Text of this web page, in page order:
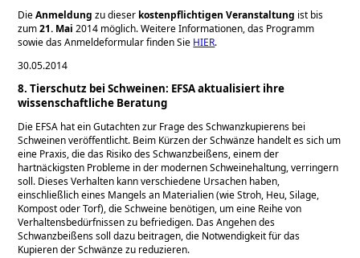
DieAnmeldungzu dieser kostenpflichtigen Veranstaltung ist bis
zum21. Mai2014 möglich. Weitere Informationen, das Programm
sowie das Anmeldeformular finden Sie HIER.
30.05.2014
8. Tierschutz bei Schweinen: EFSA aktualisiert ihre
wissenschaftliche Beratung
Die EFSA hat ein Gutachten zur Frage des Schwanzkupierens bei
Schweinen veröffentlicht. Beim Kürzen der Schwänze handelt es sich um
eine Praxis, die das Risiko des Schwanzbeißens, einem der
hartnäckigsten Probleme in der modernen Schweinehaltung, verringern
soll. Dieses Verhalten kann verschiedene Ursachen haben,
einschließlich eines Mangels an Materialien (wie Stroh, Heu, Silage,
Kompost oder Torf), die Schweine benötigen, um eine Reihe von
Verhaltensbedürfnissen zu befriedigen. Das Angehen des
Schwanzbeißens soll dazu beitragen, die Notwendigkeit für das
Kupieren der Schwänze zu reduzieren.